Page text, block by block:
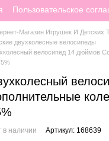
Пользовательское
Магазин Игрушек И Детских
двухколесные велосипеды
велосипед 14 дюймов
в наличии Артикул: 168639